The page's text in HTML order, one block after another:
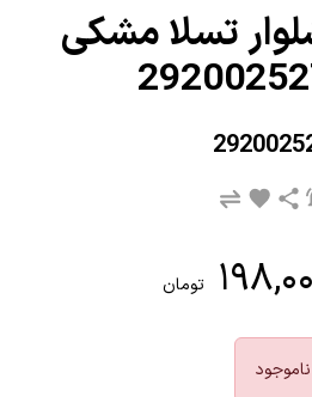
تسلا مشکی
تومان
ناموجود